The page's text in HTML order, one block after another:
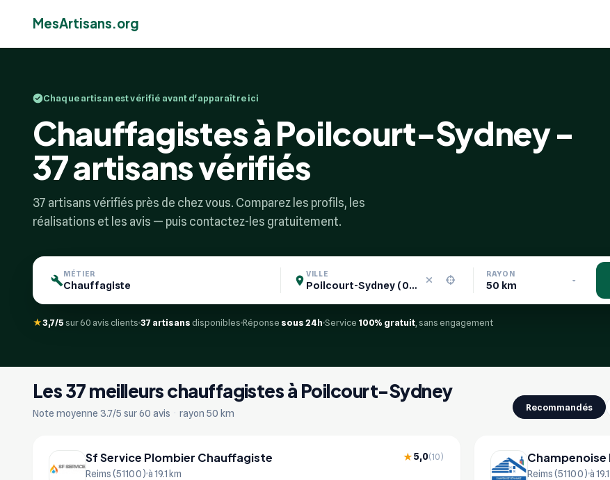
MesArtisans.org
Chaque artisan est vérifié avant d'apparaître ici
Chauffagistes à Poilcourt-Sydney -
37 artisans vérifiés
37 artisans vérifiés près de chez vous. Comparez les profils, les
réalisations et les avis — puis contactez-les gratuitement.
MÉTIER VILLE RAYON
★3,7/5sur 60 avis clients 37 artisansdisponibles Réponse sous 24h Service 100% gratuit , sans engagement
Les 37 meilleurs chauffagistes à Poilcourt-Sydney
Note moyenne 3.7/5 sur 60 avis · rayon 50 km
Recommandés
Sf Service Plombier Chauffagiste ★5,0(10)
Reims (51100) à 19.1 km
Champenoise
Reims (51100) à